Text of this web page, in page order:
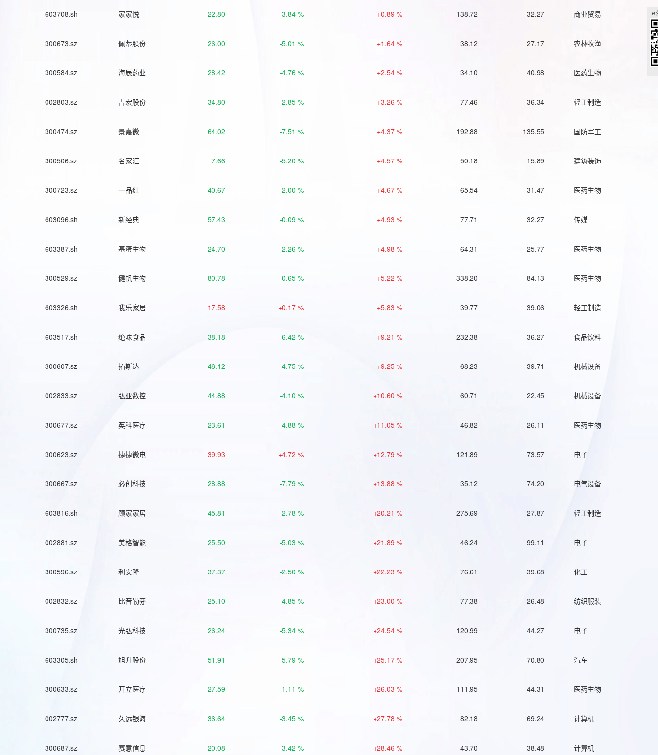
603708.sh 家家悦 22.80 -3.84 % +0.89 % 138.72 32.27 商业贸易
300673.sz 佩蒂股份 26.00 -5.01 % +1.64 % 38.12 27.17 农林牧渔
300584.sz 海辰药业 28.42 -4.76 % +2.54 % 34.10 40.98 医药生物
002803.sz 吉宏股份 34.80 -2.85 % +3.26 % 77.46 36.34 轻工制造
300474.sz 景嘉微 64.02 -7.51 % +4.37 % 192.88 135.55 国防军工
300506.sz 名家汇 7.66 -5.20 % +4.57 % 50.18 15.89 建筑装饰
300723.sz 一品红 40.67 -2.00 % +4.67 % 65.54 31.47 医药生物
603096.sh 新经典 57.43 -0.09 % +4.93 % 77.71 32.27 传媒
603387.sh 基蛋生物 24.70 -2.26 % +4.98 % 64.31 25.77 医药生物
300529.sz 健帆生物 80.78 -0.65 % +5.22 % 338.20 84.13 医药生物
603326.sh 我乐家居 17.58 +0.17 % +5.83 % 39.77 39.06 轻工制造
603517.sh 绝味食品 38.18 -6.42 % +9.21 % 232.38 36.27 食品饮料
300607.sz 拓斯达 46.12 -4.75 % +9.25 % 68.23 39.71 机械设备
002833.sz 弘亚数控 44.88 -4.10 % +10.60 % 60.71 22.45 机械设备
300677.sz 英科医疗 23.61 -4.88 % +11.05 % 46.82 26.11 医药生物
300623.sz 捷捷微电 39.93 +4.72 % +12.79 % 121.89 73.57 电子
300667.sz 必创科技 28.88 -7.79 % +13.88 % 35.12 74.20 电气设备
603816.sh 顾家家居 45.81 -2.78 % +20.21 % 275.69 27.87 轻工制造
002881.sz 美格智能 25.50 -5.03 % +21.89 % 46.24 99.11 电子
300596.sz 利安隆 37.37 -2.50 % +22.23 % 76.61 39.68 化工
002832.sz 比音勒芬 25.10 -4.85 % +23.00 % 77.38 26.48 纺织服装
300735.sz 光弘科技 26.24 -5.34 % +24.54 % 120.99 44.27 电子
603305.sh 旭升股份 51.91 -5.79 % +25.17 % 207.95 70.80 汽车
300633.sz 开立医疗 27.59 -1.11 % +26.03 % 111.95 44.31 医药生物
002777.sz 久远银海 36.64 -3.45 % +27.78 % 82.18 69.24 计算机
300687.sz 赛意信息 20.08 -3.42 % +28.46 % 43.70 38.48 计算机